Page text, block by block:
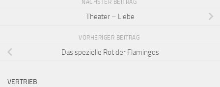
NÄCHSTER BEITRAG
Theater – Liebe
VORHERIGER BEITRAG
Das spezielle Rot der Flamingos
VERTRIEB